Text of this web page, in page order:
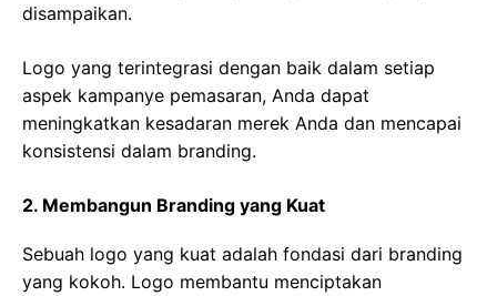
disampaikan.
Logo yang terintegrasi dengan baik dalam setiap
aspek kampanye pemasaran, Anda dapat
meningkatkan kesadaran merek Anda dan mencapai
konsistensi dalam branding.
2. Membangun Branding yang Kuat
Sebuah logo yang kuat adalah fondasi dari branding
yang kokoh. Logo membantu menciptakan